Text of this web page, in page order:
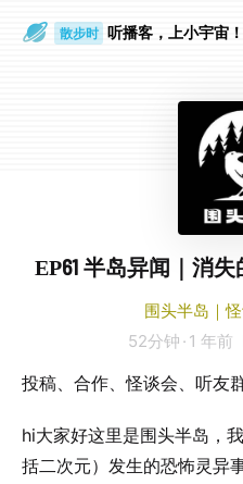
散步时 听播客，上小宇宙！
EP61 半岛异闻｜消
围头半岛｜
52分钟 · 1 年前
投稿、合作、怪谈会、听友
hi大家好这里是围头半岛，
括二次元）发生的恐怖灵异